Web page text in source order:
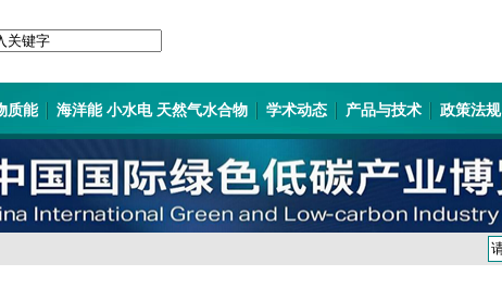
质能 海洋能 小水电 天然气水合物 学术动态 产品与技术 政策法规